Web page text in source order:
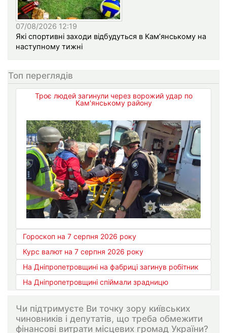
07/08/2026 12:19
Які спортивні заходи відбудуться в Кам’янському на
наступному тижні
Топ переглядів
Троє людей загинули через ворожий удар по
Кам'янському району
Гороскоп на 7 серпня 2026 року
Курс валют на 7 серпня 2026 року
На Дніпропетровщині на фабриці загинув робітник
На Дніпропетровщині спіймали зрадницю
Чи підтримуєте Ви точку зору київських
чиновників і депутатів, що треба обмежити
фінансові витрати місцевих громад України?